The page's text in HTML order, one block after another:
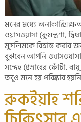
মনের মধ্যে
ওয়াসওয়াসা (কুমন্ত্রণা,
মুসলিমকে বিভ্রান্ত করার
বুঝবেন আপনি
সন্দেহ (প্রস্রাবের ফোঁটা,
তবুও মনে হয় পরিষ্কার
রুকইয়াহ